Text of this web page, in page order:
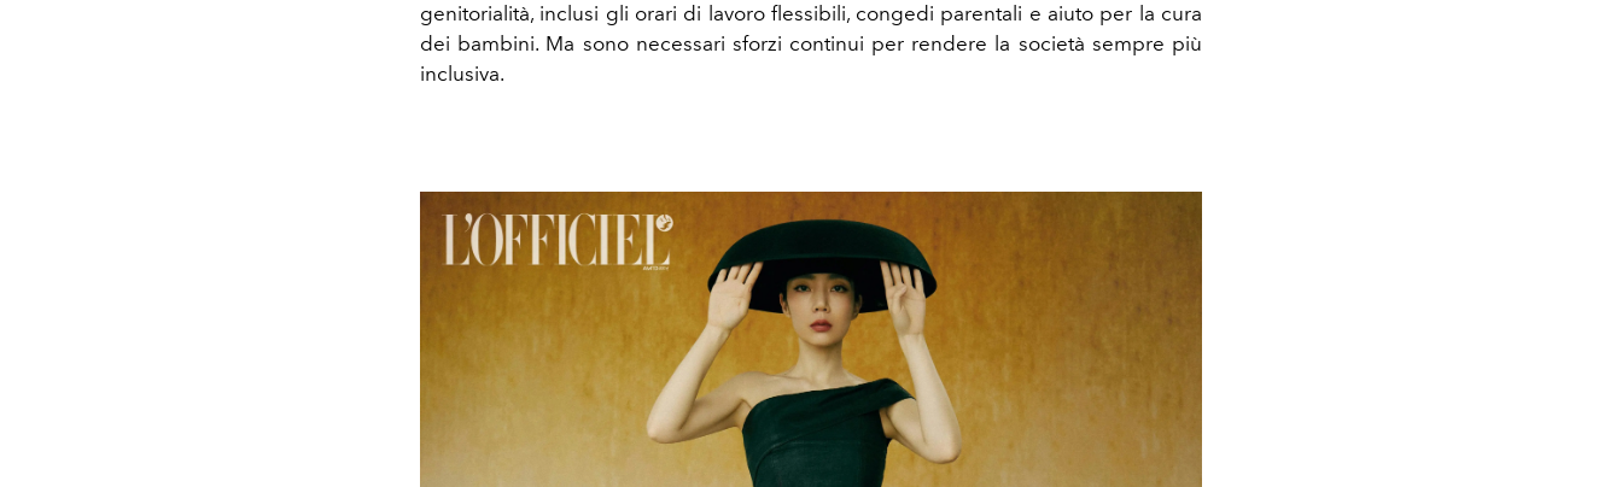
genitorialità, inclusi gli orari di lavoro flessibili, congedi parentali e aiuto per la cura
dei bambini. Ma sono necessari sforzi continui per rendere la società sempre più
inclusiva.